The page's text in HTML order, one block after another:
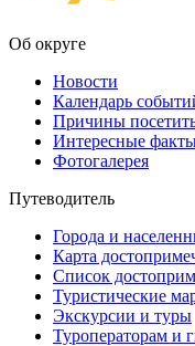
Об округе
Новости
Календарь
Причины
Интересные
Фотогалерея
Путеводитель
Города и
Карта
Список
Туристические
Экскурсии и туры
Туроператорам и